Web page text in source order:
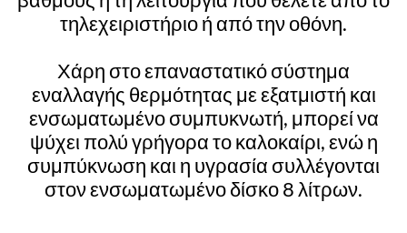
τηλεχειριστήριο ή από την οθόνη.
Χάρη στο επαναστατικό σύστημα
εναλλαγής θερμότητας με εξατμιστή και
ενσωματωμένο συμπυκνωτή, μπορεί να
ψύχει πολύ γρήγορα το καλοκαίρι, ενώ η
συμπύκνωση και η υγρασία συλλέγονται
στον ενσωματωμένο δίσκο 8 λίτρων.